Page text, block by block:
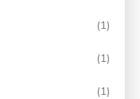
(1)
(1)
(1)